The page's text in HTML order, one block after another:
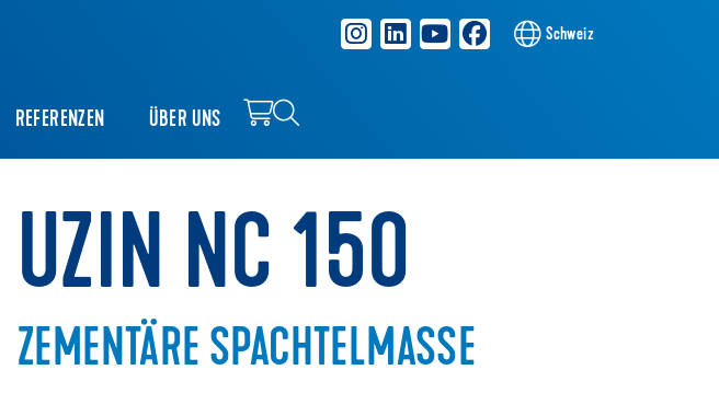
Schweiz
REFERENZEN ÜBER UNS
UZIN NC 150
ZEMENTÄRE SPACHTELMASSE